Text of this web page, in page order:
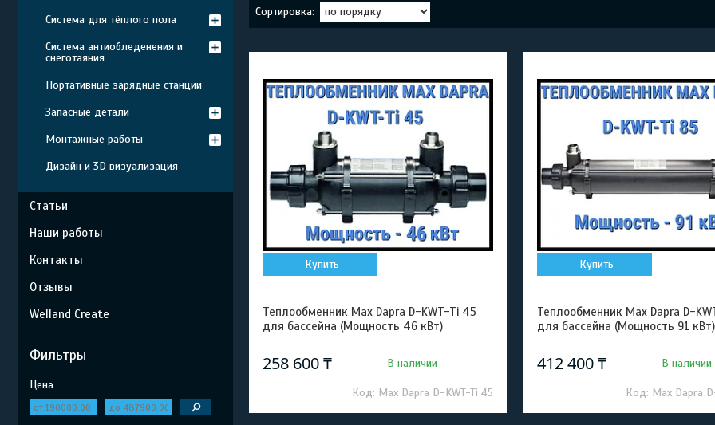
Купить
Теплообменник Max Dapra D-KWT-Ti 45
для бассейна (Мощность 46 кВт)
258 600 ₸ В наличии
Max Dapra D-KWT-Ti 45
Купить
Теплообменник Max Dapra D-
для бассейна (Мощность 91 кВт)
412 400 ₸ В наличии
Max Dapra
Система для тёплого пола
Система антиобледенения и
снеготаяния
Портативные зарядные станции
Запасные детали
Монтажные работы
Дизайн и 3D визуализация
Статьи
Наши работы
Контакты
Отзывы
Welland Create
Фильтры
Цена